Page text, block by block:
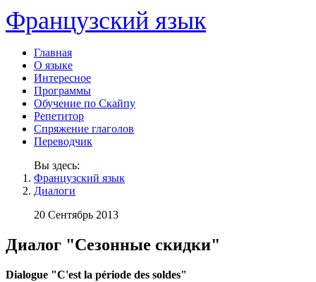
Французский язык
Главная
О языке
Интересное
Программы
Обучение по Скайпу
Репетитор
Спряжение глаголов
Переводчик
Вы здесь:
Французский язык
Диалоги
20 Сентябрь 2013
Диалог "Сезонные скидки"
Dialogue "C'est la période des soldes"